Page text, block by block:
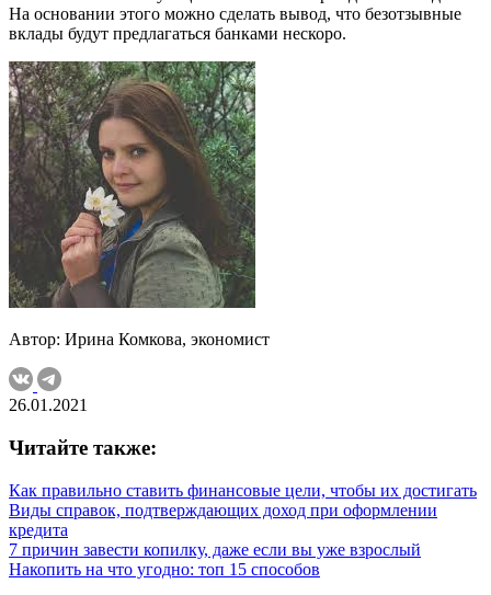
На основании этого можно сделать вывод, что безотзывные
вклады будут предлагаться банками нескоро.
Автор: Ирина Комкова, экономист
26.01.2021
Читайте также:
Как правильно ставить финансовые цели, чтобы их достигать
Виды справок, подтверждающих доход при оформлении
кредита
7 причин завести копилку, даже если вы уже взрослый
Накопить на что угодно: топ 15 способов